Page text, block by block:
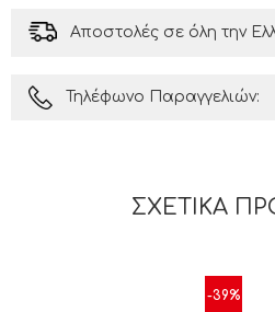
Αποστολές σε όλη την
Τηλέφωνο Παραγγελιών:
ΣΧΕΤΙΚΆ
-39%